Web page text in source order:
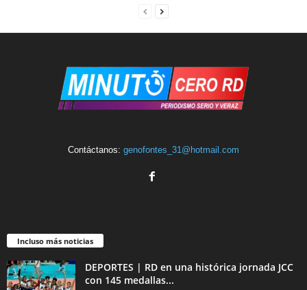
Contáctanos: genofontes_31@hotmail.com
Incluso más noticias
DEPORTES | RD en una histórica jornada JCC
con 145 medallas...